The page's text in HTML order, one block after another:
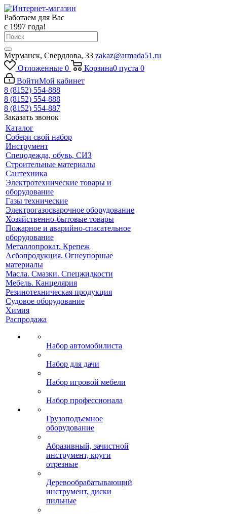
Работаем для Вас
с 1997 года!
Мурманск, Свердлова, 33 zakaz@armada51.ru
Отложенные 0 Корзина0 пуста 0
ВойтиМой кабинет
8 (8152) 554-888
8 (8152) 554-888
8 (8152) 554-887
Заказать звонок
Каталог
Собери свой набор
Инструмент
Спецодежда, обувь, СИЗ
Строительные материалы
Сантехника
Электротехнические товары и
оборудование
Газы технические
Электрогазосварочное оборудование
Хозяйственно-бытовые товары
Пожарное и аварийно-спасательное
оборудование
Металлопрокат. Крепеж
Асбопродукция. Огнеупорные
материалы
Масла. Смазки. Спецжидкости
Мебель. Канцелярия
Резинотехническая продукция
Судовое оборудование
Химия
Распродажа
Набор автомобилиста
Набор для дачи
Набор игровой мебели
Набор профессионала
Грузоподъемное
оборудование
Абразивный, зачистной
инструмент, круги
отрезные
Деревообрабатывающий
инструмент, диски
пильные